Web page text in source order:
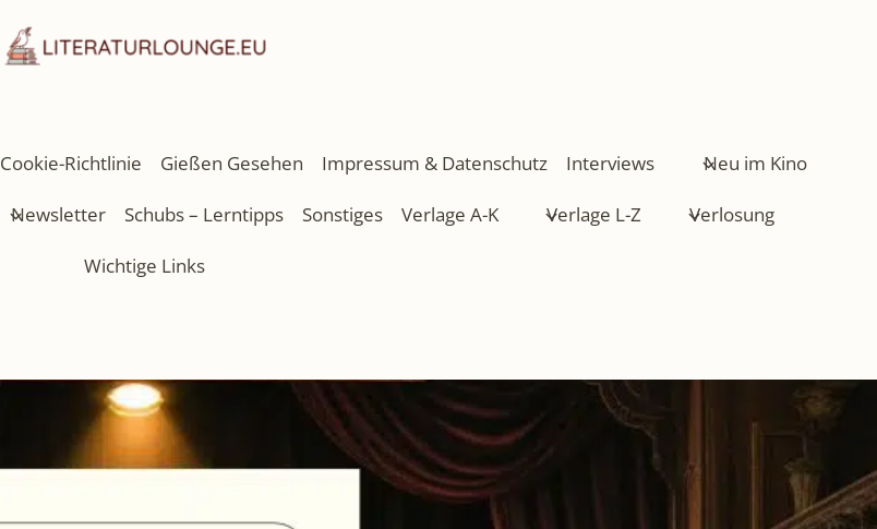
Cookie-Richtlinie Gießen Gesehen Impressum & Datenschutz Interviews Neu im Kino
Newsletter Schubs – Lerntipps Sonstiges Verlage A-K Verlage L-Z Verlosung
Wichtige Links